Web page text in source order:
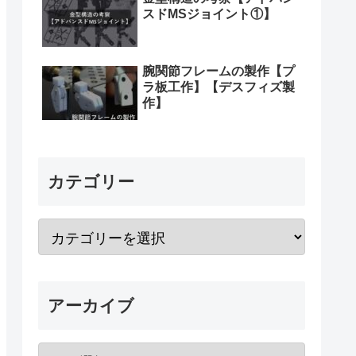
スドMSジョイント①】
腕関節フレームの製作【プ
ラ板工作】【デスフィズ製
作】
カテゴリー
アーカイブ